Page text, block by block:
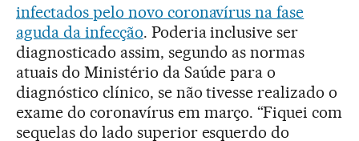
infectados pelo novo coronavírus na fase
aguda da infecção. Poderia inclusive ser
diagnosticado assim, segundo as normas
atuais do Ministério da Saúde para o
diagnóstico clínico, se não tivesse realizado o
exame do coronavírus em março. “Fiquei com
sequelas do lado superior esquerdo do